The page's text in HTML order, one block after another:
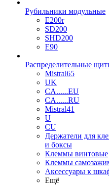
Рубильники модульные
E200r
SD200
SHD200
E90
Распределительные
Mistral65
UK
CA......EU
CA......RU
Mistral41
U
CU
Держатели для
и боксы
Клеммы винтовые
Клеммы
Аксессуары к
Ещё